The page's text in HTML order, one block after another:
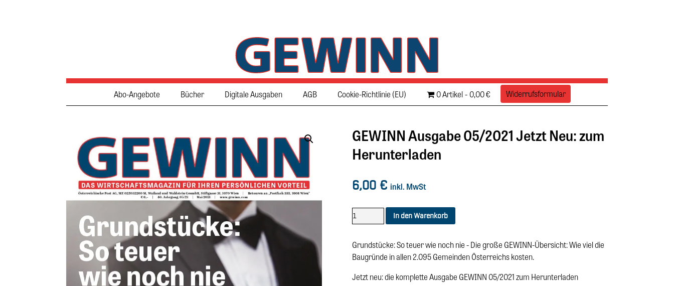
Abo-Angebote Bücher Digitale Ausgaben AGB Cookie-Richtlinie (EU) 0 Artikel 0,00 € Widerrufsformular
GEWINN Ausgabe 05/2021 Jetzt Neu: zum
Herunterladen
6,00 € inkl. MwSt
In den Warenkorb
Grundstücke: So teuer wie noch nie - Die große GEWINN-Übersicht: Wie viel die
Baugründe in allen 2.095 Gemeinden Österreichs kosten.
Jetzt neu: die komplette Ausgabe GEWINN 05/2021 zum Herunterladen